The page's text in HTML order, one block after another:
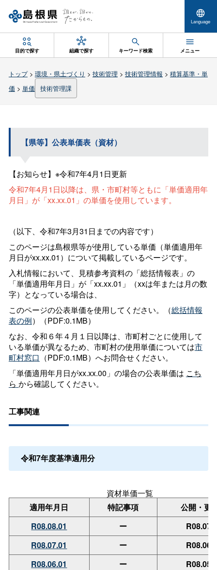
Language
目的で探す 組織で探す キーワード検索 メニュー
トップ> 環境・県土づくり > 技術管理 > 技術管理情報 > 積算基準・単
価 > 単価 技術管理課
【県等】公表単価表（資材）
【お知らせ】※令和7年4月1日更新
令和7年4月1日以降は、県・市町村等ともに「単価適用年
月日」が「xx.xx.01」の単価を使用しています。
（以下、令和7年3月31日までの内容です）
このページは島根県等が使用している単価（単価適用年
月日がxx.xx.01）について掲載しているページです。
入札情報において、見積参考資料の「総括情報表」の
「単価適用年月日」が「xx.xx.01」（xxは年または月の数
字）となっている場合は、
このページの公表単価を使用してください。（総括情報
表の例）（PDF:0.1MB）
なお、令和６年４月１日以降は、市町村ごとに使用して
いる単価が異なるため、市町村の使用単価については市
町村窓口 （PDF:0.1MB）へお問合せください。
「単価適用年月日がxx.xx.00」の場合の公表単価は こち
ら から確認してください。
工事関連
令和7年度基準適用分
資材単価一覧
適用年月日
特記事項
公開・更
R08.08.01
ー
R08.07.01
ー
R08.06.01
ー